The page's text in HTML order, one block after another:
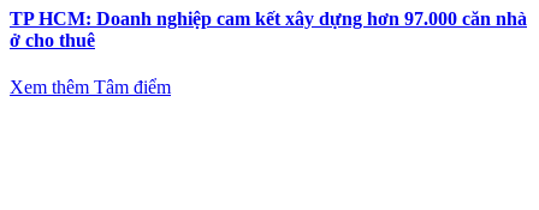
TP HCM: Doanh nghiệp cam kết xây dựng hơn 97.000 căn nhà
ở cho thuê
Xem thêm Tâm điểm